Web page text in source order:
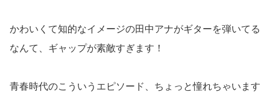
かわいくて知的なイメージの田中アナがギターを弾いてる
なんて、ギャップが素敵すぎます！
青春時代のこういうエピソード、ちょっと憧れちゃいます